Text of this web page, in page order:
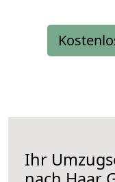
Ihr